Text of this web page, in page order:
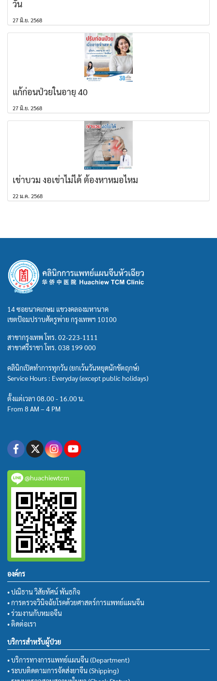
วัน
27 มิ.ย. 2568
แก้ก่อนป่วยในอายุ 40
27 มิ.ย. 2568
เข่าบวม งอเข่าไม่ได้ ต้องหาหมอไหม
22 ม.ค. 2568
14 ซอยนาคเกษม แขวงคลองมหานาค
เขตป้อมปราบศัตรูพ่าย กรุงเทพฯ 10100
สาขากรุงเทพ โทร. 02-223-1111
สาขาศรีราชา โทร. 038 199 000
คลินิกเปิดทำการทุกวัน (ยกเว้นวันหยุดนักขัตฤกษ์)
Service Hours : Everyday (except public holidays)
ตั้งแต่เวลา 08.00 - 16.00 น.
From 8 AM – 4 PM
@huachiewtcm
องค์กร
• ปณิธาน วิสัยทัศน์ พันธกิจ
• การตรวจวินิจฉัยโรคด้วยศาสตร์การแพทย์แผนจีน
• ร่วมงานกับหมอจีน
• ติดต่อเรา
บริการสำหรับผู้ป่วย
• บริการทางการแพทย์แผนจีน (Department)
• ระบบติดตามการจัดส่งยาจีน (Shipping)